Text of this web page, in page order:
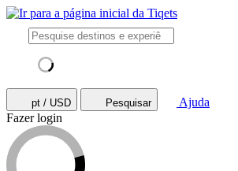
pt / USD Pesquisar
Ajuda
Fazer login